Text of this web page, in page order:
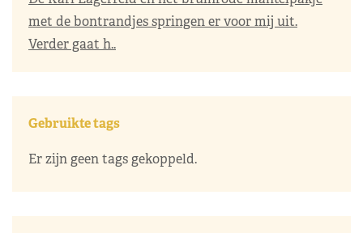
met de bontrandjes springen er voor mij uit.
Verder gaat h..
Gebruikte tags
Er zijn geen tags gekoppeld.